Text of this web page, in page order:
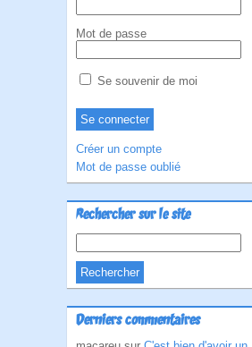
Mot de passe
Se souvenir de moi
Créer un compte
Mot de passe oublié
Rechercher sur le site
Derniers commentaires